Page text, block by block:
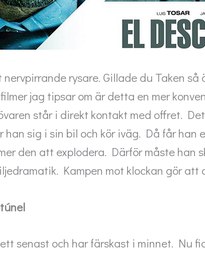
rysare. Gillade du Taken
jag tipsar om är detta en mer
står i direkt kontakt med offret.
han sig i sin bil och kör iväg. Då får
den att explodera. Därför måste han
Kampen mot klockan gör att
senast och har färskast i minnet. Nu